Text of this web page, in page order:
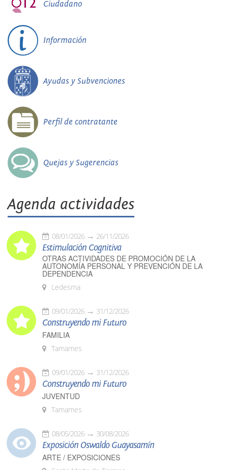
Ciudadano
Información
Ayudas y Subvenciones
Perfil de contratante
Quejas y Sugerencias
Agenda actividades
08/01/2026 26/11/2026
Estimulación Cognitiva
OTRAS ACTIVIDADES DE PROMOCIÓN DE LA
AUTONOMÍA PERSONAL Y PREVENCIÓN DE LA
DEPENDENCIA
Ledesma
09/01/2026 31/12/2026
Construyendo mi Futuro
FAMILIA
Tamames
09/01/2026 31/12/2026
Construyendo mi Futuro
JUVENTUD
Tamames
08/05/2026 30/08/2026
Exposición Oswaldo Guayasamín
ARTE / EXPOSICIONES